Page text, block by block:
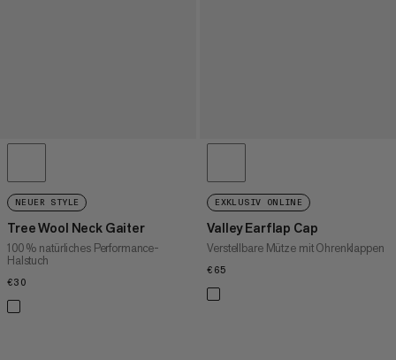
NEUER STYLE
Tree Wool Neck Gaiter
100 % natürliches Performance-
Halstuch
€30
EXKLUSIV ONLINE
Valley Earflap Cap
Verstellbare Mütze mit Ohrenklappen
€65